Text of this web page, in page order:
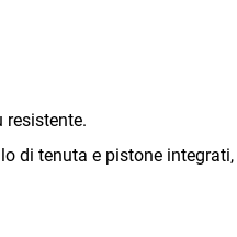
di tenuta e pistone